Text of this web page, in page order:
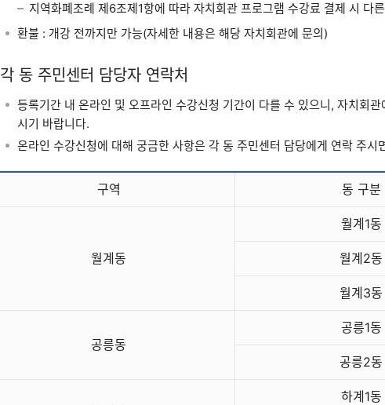
지역화폐조례 제6조제1항에 따라 자치회관 프로그램 수강료 결제 시 다
환불 : 개강 전까지만 가능(자세한 내용은 해당 자치회관에 문의)
각 동 주민센터 담당자 연락처
등록기간 내 온라인 및 오프라인 수강신청 기간이 다를 수 있으니, 자치회
시기 바랍니다.
온라인 수강신청에 대해 궁금한 사항은 각 동 주민센터 담당에게 연락 주시
구역 동 구분
월계동
월계1동
월계2동
월계3동
공릉동
공릉1동
공릉2동
하계1동